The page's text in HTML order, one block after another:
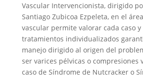
Vascular Intervencionista, dirigido
Santiago Zubicoa Ezpeleta, en el
vascular permite valorar cada caso
tratamientos individualizados
manejo dirigido al origen del
ser varices pélvicas o compresiones
caso de Síndrome de Nutcracker o